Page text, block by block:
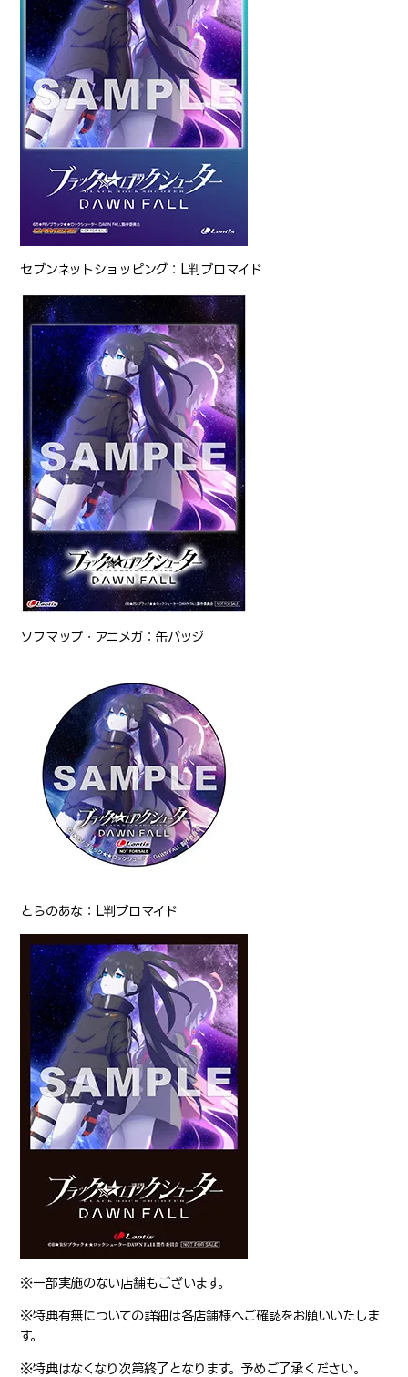
セブンネットショッピング：L判ブロマイド
ソフマップ・アニメガ：缶バッジ
とらのあな：L判ブロマイド
※一部実施のない店舗もございます。
※特典有無についての詳細は各店舗様へご確認をお願いいたしま
す。
※特典はなくなり次第終了となります。予めご了承ください。